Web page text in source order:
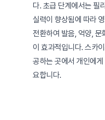
다. 초급 단계에서는 필
실력이 향상됨에 따라
전환하여 발음, 억양, 문
이 효과적입니다. 스카
공하는 곳에서 개인에
요합니다.